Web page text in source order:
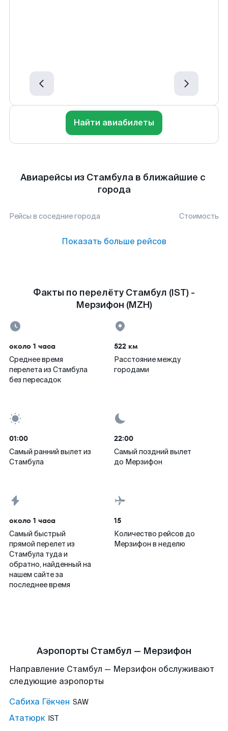
Найти авиабилеты
Авиарейсы из Стамбула в ближайшие с
города
Рейсы в соседние города Стоимость
Показать больше рейсов
Факты по перелёту Стамбул (IST) -
Мерзифон (MZH)
около 1 часа
Среднее время
перелета из Стамбула
без пересадок
522 км
Расстояние между
городами
01:00
Самый ранний вылет из
Стамбула
22:00
Самый поздний вылет
до Мерзифон
около 1 часа
Самый быстрый
прямой перелет из
Стамбула туда и
обратно, найденный на
нашем сайте за
последнее время
15
Количество рейсов до
Мерзифон в неделю
Аэропорты Стамбул — Мерзифон
Направление Стамбул — Мерзифон обслуживают
следующие аэропорты
Сабиха Гёкчен SAW
Ататюрк IST